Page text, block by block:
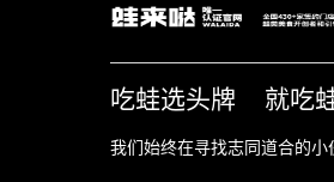
吃蛙选头牌 就吃
我们始终在寻找志同道合的小